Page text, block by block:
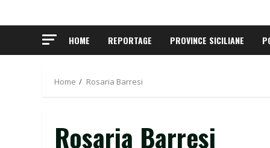
HOME REPORTAGE PROVINCE SICILIANE
Home Rosaria Barresi
Rosaria Barresi